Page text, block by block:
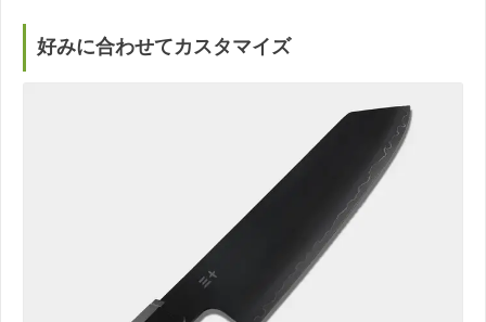
好みに合わせてカスタマイズ